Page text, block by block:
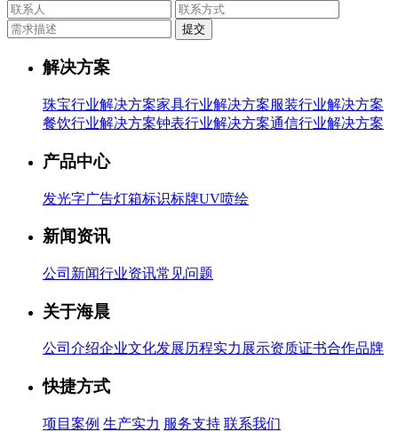
提交
解决方案
珠宝行业解决方案家具行业解决方案服装行业解决方案
餐饮行业解决方案钟表行业解决方案通信行业解决方案
产品中心
发光字广告灯箱标识标牌UV喷绘
新闻资讯
公司新闻行业资讯常见问题
关于海晨
公司介绍企业文化发展历程实力展示资质证书合作品牌
快捷方式
项目案例 生产实力 服务支持 联系我们